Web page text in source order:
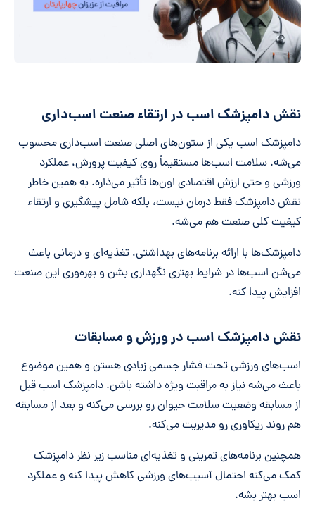
نقش دامپزشک اسب در ارتقاء صنعت اسب‌داری
دامپزشک اسب یکی از ستون‌های اصلی صنعت اسب‌داری محسوب
می‌شه. سلامت اسب‌ها مستقیماً روی کیفیت پرورش، عملکرد
ورزشی و حتی ارزش اقتصادی اون‌ها تأثیر می‌ذاره. به همین خاطر
نقش دامپزشک فقط درمان نیست، بلکه شامل پیشگیری و ارتقاء
کیفیت کلی صنعت هم می‌شه.
دامپزشک‌ها با ارائه برنامه‌های بهداشتی، تغذیه‌ای و درمانی باعث
می‌شن اسب‌ها در شرایط بهتری نگهداری بشن و بهره‌وری این صنعت
افزایش پیدا کنه.
نقش دامپزشک اسب در ورزش و مسابقات
اسب‌های ورزشی تحت فشار جسمی زیادی هستن و همین موضوع
باعث می‌شه نیاز به مراقبت ویژه داشته باشن. دامپزشک اسب قبل
از مسابقه وضعیت سلامت حیوان رو بررسی می‌کنه و بعد از مسابقه
هم روند ریکاوری رو مدیریت می‌کنه.
همچنین برنامه‌های تمرینی و تغذیه‌ای مناسب زیر نظر دامپزشک
کمک می‌کنه احتمال آسیب‌های ورزشی کاهش پیدا کنه و عملکرد
اسب بهتر بشه.